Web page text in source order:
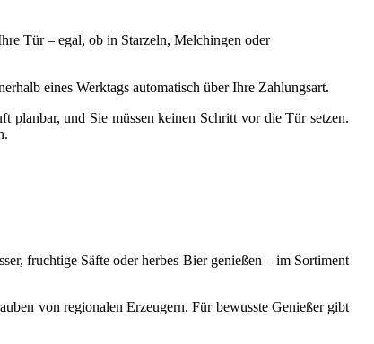
Tür – egal, ob in Starzeln, Melchingen oder
eines Werktags automatisch über Ihre Zahlungsart.
und Sie müssen keinen Schritt vor die Tür setzen.
fruchtige Säfte oder herbes Bier genießen – im Sortiment
von regionalen Erzeugern. Für bewusste Genießer gibt